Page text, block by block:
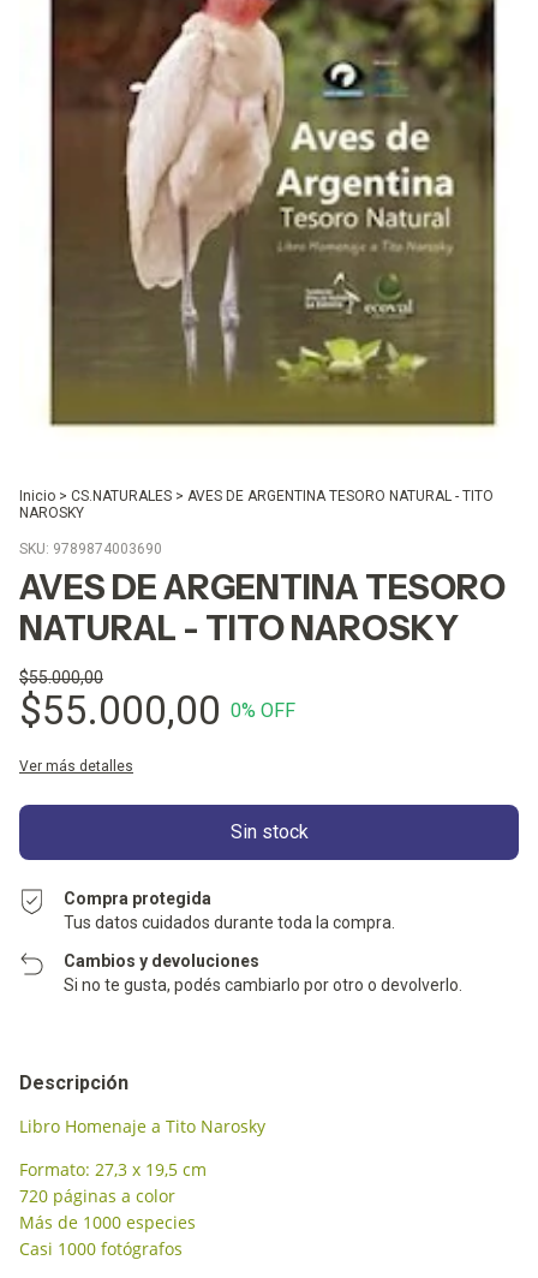
Inicio > CS.NATURALES > AVES DE ARGENTINA TESORO NATURAL - TITO
NAROSKY
SKU: 9789874003690
AVES DE ARGENTINA TESORO
NATURAL - TITO NAROSKY
$55.000,00
$55.000,00 0% OFF
Ver más detalles
Compra protegida
Tus datos cuidados durante toda la compra.
Cambios y devoluciones
Si no te gusta, podés cambiarlo por otro o devolverlo.
Descripción
Libro Homenaje a Tito Narosky
Formato: 27,3 x 19,5 cm
​720 páginas a color
Más de 1000 especies
Casi 1000 fotógrafos